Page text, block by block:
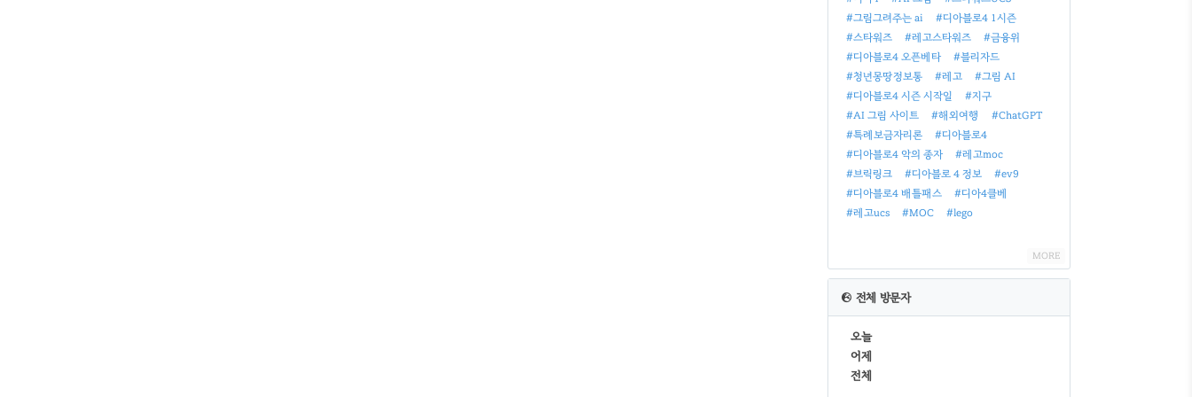
#그림그려주는 ai
#디아블로4 1시즌
#스타워즈
#레고스타워즈
#금융위
#디아블로4 오픈베타
#블리자드
#청년몽땅정보통
#레고
#그림 AI
#디아블로4 시즌 시작일
#지구
#AI 그림 사이트
#해외여행
#ChatGPT
#특례보금자리론
#디아블로4
#디아블로4 악의 종자
#레고moc
#브릭링크
#디아블로 4 정보
#ev9
#디아블로4 배틀패스
#디아4클베
#레고ucs
#MOC #lego
MORE
전체 방문자
오늘
어제
전체